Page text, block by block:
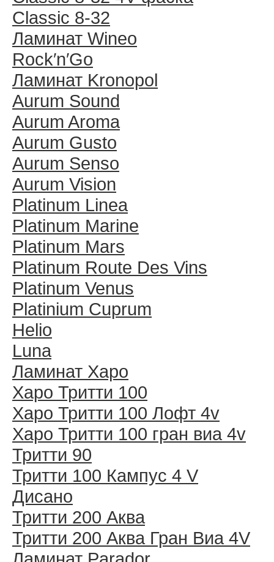
Classic 8-32
Ламинат Wineo
Rock′n′Go
Ламинат Kronopol
Aurum Sound
Aurum Aroma
Aurum Gusto
Aurum Senso
Aurum Vision
Platinum Linea
Platinum Marine
Platinum Mars
Platinum Route Des Vins
Platinum Venus
Platinium Cuprum
Helio
Luna
Ламинат Харо
Харо Тритти 100
Харо Тритти 100 Лофт 4v
Харо Тритти 100 гран виа 4v
Тритти 90
Тритти 100 Кампус 4 V
Дисано
Тритти 200 Аква
Тритти 200 Аква Гран Виа 4V